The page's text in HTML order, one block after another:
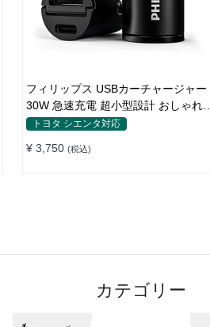
フィリップス USBカーチャージャー
30W 急速充電 超小型設計 おしゃれ
シガーソケット
トヨタ シエンタ対応
¥ 3,750 (税込)
カテゴリー